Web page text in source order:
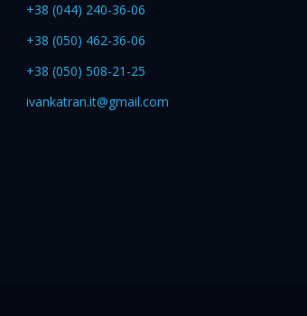
+38 (044) 240-36-06
+38 (050) 462-36-06
+38 (050) 508-21-25
ivankatran.it@gmail.com